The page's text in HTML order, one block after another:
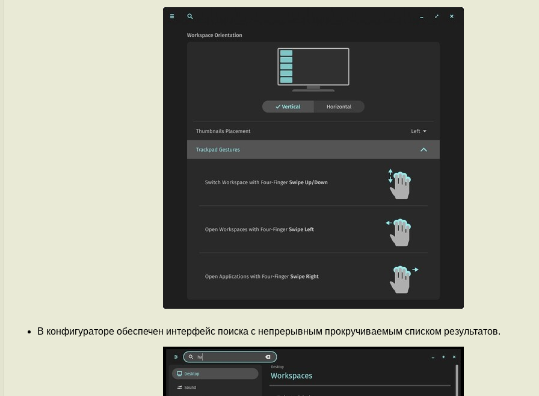
В конфигураторе обеспечен интерфейс поиска с непрерывным прокручиваемым списком результатов.